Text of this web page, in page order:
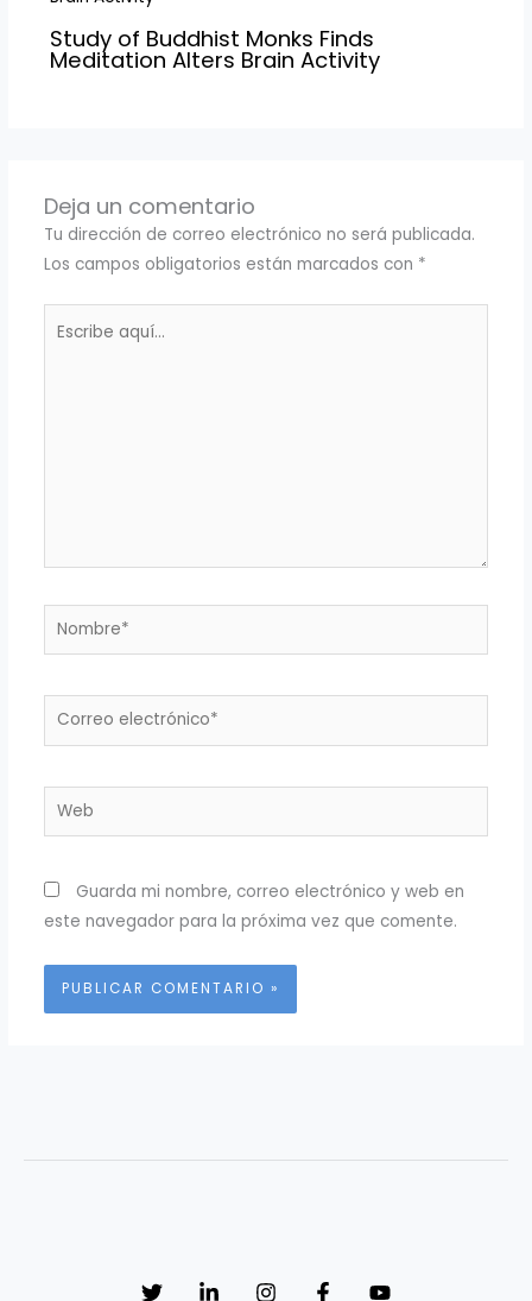
Study of Buddhist Monks Finds
Meditation Alters Brain Activity
Deja un comentario
Tu dirección de correo electrónico no será publicada.
Los campos obligatorios están marcados con *
Nombre*
Correo
Web
Guarda mi nombre, correo electrónico y web en
este navegador para la próxima vez que comente.